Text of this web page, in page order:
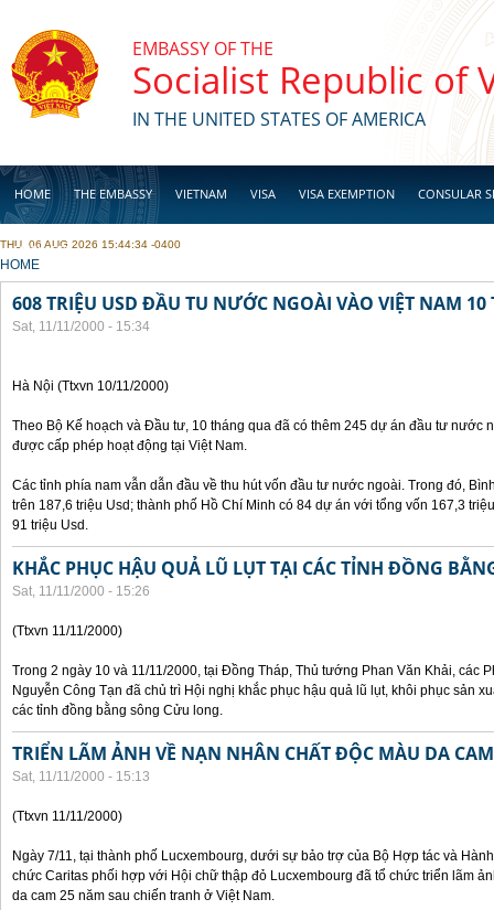
EMBASSY OF THE
Socialist Republic of
IN THE UNITED STATES OF AMERICA
HOME THE EMBASSY VIETNAM VISA VISA EXEMPTION CONSULAR
BUSINESS
THU, 06 AUG 2026 15:44:34 -0400
YOU ARE HERE
HOME
608 TRIỆU USD ĐẦU TU NƯỚC NGOÀI VÀO VIỆT NAM 10
Sat, 11/11/2000 - 15:34
Hà Nội (Ttxvn 10/11/2000)
Theo Bộ Kế hoạch và Đầu tư, 10 tháng qua đã có thêm 245 dự án đầu tư nước
được cấp phép hoạt động tại Việt Nam.
Các tỉnh phía nam vẫn dẫn đầu về thu hút vốn đầu tư nước ngoài. Trong đó,
trên 187,6 triệu Usd; thành phố Hồ Chí Minh có 84 dự án với tổng vốn 167,3
91 triệu Usd.
KHẮC PHỤC HẬU QUẢ LŨ LỤT TẠI CÁC TỈNH ĐỒNG
Sat, 11/11/2000 - 15:26
(Ttxvn 11/11/2000)
Trong 2 ngày 10 và 11/11/2000, tại Đồng Tháp, Thủ tướng Phan Văn Khải, các
Nguyễn Công Tạn đã chủ trì Hội nghị khắc phục hậu quả lũ lụt, khôi phục sản
các tỉnh đồng bằng sông Cửu long.
TRIỂN LÃM ẢNH VỀ NẠN NHÂN CHẤT ĐỘC MÀU DA CAM
Sat, 11/11/2000 - 15:13
(Ttxvn 11/11/2000)
Ngày 7/11, tại thành phố Lucxembourg, dưới sự bảo trợ của Bộ Hợp tác và
chức Caritas phối hợp với Hội chữ thập đỏ Lucxembourg đã tổ chức triển lãm
da cam 25 năm sau chiến tranh ở Việt Nam.